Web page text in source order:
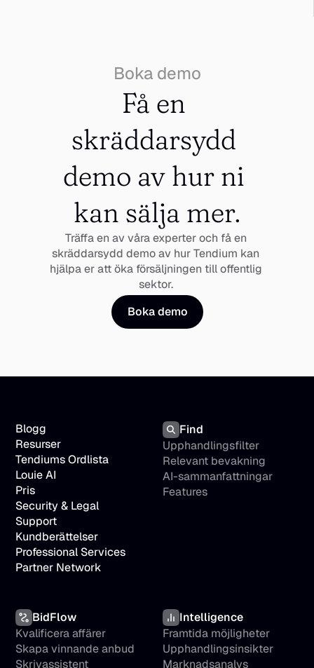
Boka demo
Få en
skräddarsydd
demo av hur ni
kan sälja mer.
Träffa en av våra experter och få en
skräddarsydd demo av hur Tendium kan
hjälpa er att öka försäljningen till offentlig
sektor.
Boka demo
Blogg
Resurser
Tendiums Ordlista
Louie AI
Pris
Security & Legal
Support
Kundberättelser
Professional Services
Partner Network
Find
Upphandlingsfilter
Relevant bevakning
AI-sammanfattningar
Features
BidFlow
Kvalificera affärer
Skapa vinnande anbud
Skrivassistent
Intelligence
Framtida möjligheter
Upphandlingsinsikter
Marknadsanalys